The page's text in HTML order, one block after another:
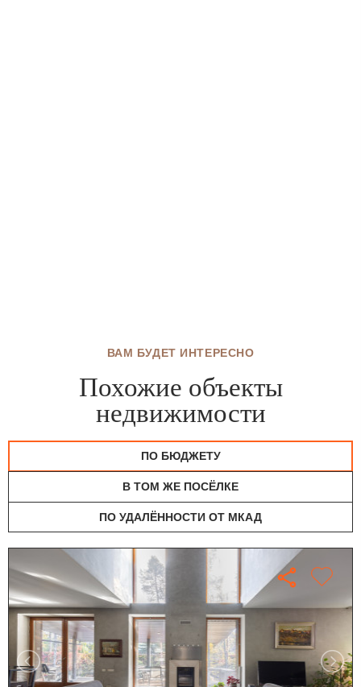
ВАМ БУДЕТ ИНТЕРЕСНО
Похожие объекты
недвижимости
ПО БЮДЖЕТУ
В ТОМ ЖЕ ПОСЁЛКЕ
ПО УДАЛЁННОСТИ ОТ МКАД